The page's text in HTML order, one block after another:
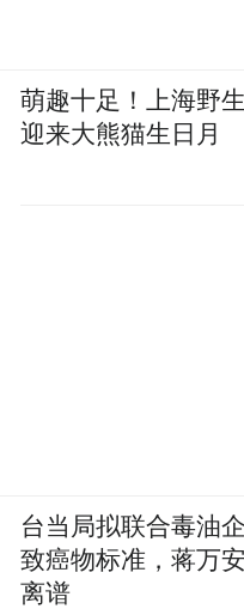
萌趣十足！上海野
迎来大熊猫生日月
台当局拟联合毒油
致癌物标准，蒋万
离谱